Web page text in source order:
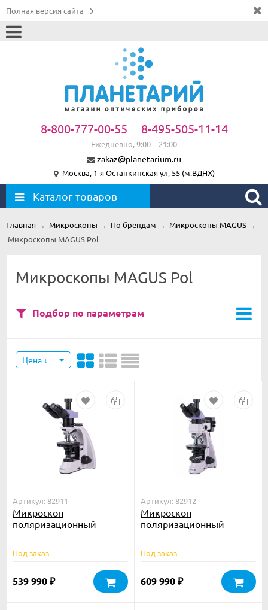
Полная версия сайта
8-800-777-00-55 8-495-505-11-14
Ежедневно, 9:00—21:00
zakaz@planetarium.ru
Москва, 1-я Останкинская ул, 55 (м.ВДНХ)
Каталог товаров
Главная → Микроскопы → По брендам → Микроскопы MAGUS →
Микроскопы MAGUS Pol
Микроскопы MAGUS Pol
Подбор по параметрам
Цена
Артикул: 82911
Микроскоп
поляризационный
Под заказ
539 990 ₽
Артикул: 82912
Микроскоп
поляризационный
Под заказ
609 990 ₽